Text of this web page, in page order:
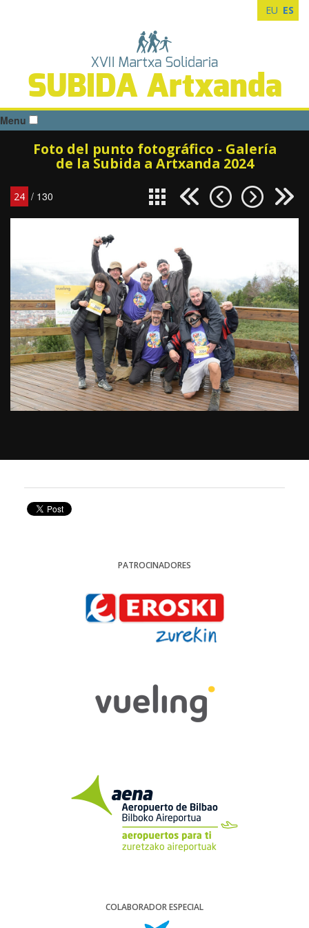
ES
EU
SUBIDA Artxanda
Menu
Foto del punto fotográfico - Galería
de la Subida a Artxanda 2024
24 / 130
PATROCINADORES
COLABORADOR ESPECIAL